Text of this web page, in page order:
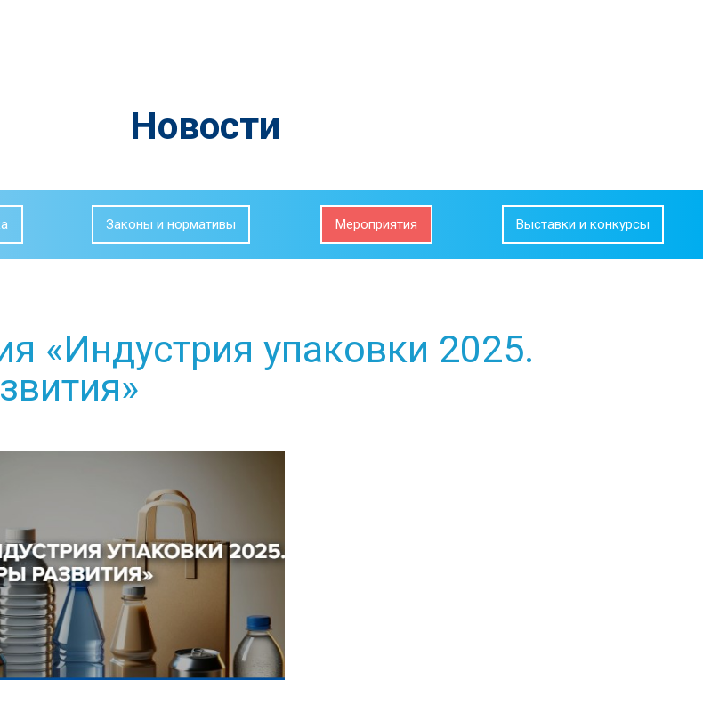
Новости
Законы и нормативы Мероприятия Выставки и конкурсы
«Индустрия упаковки 2025.